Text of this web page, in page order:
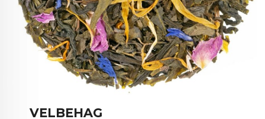
VELBEHAG